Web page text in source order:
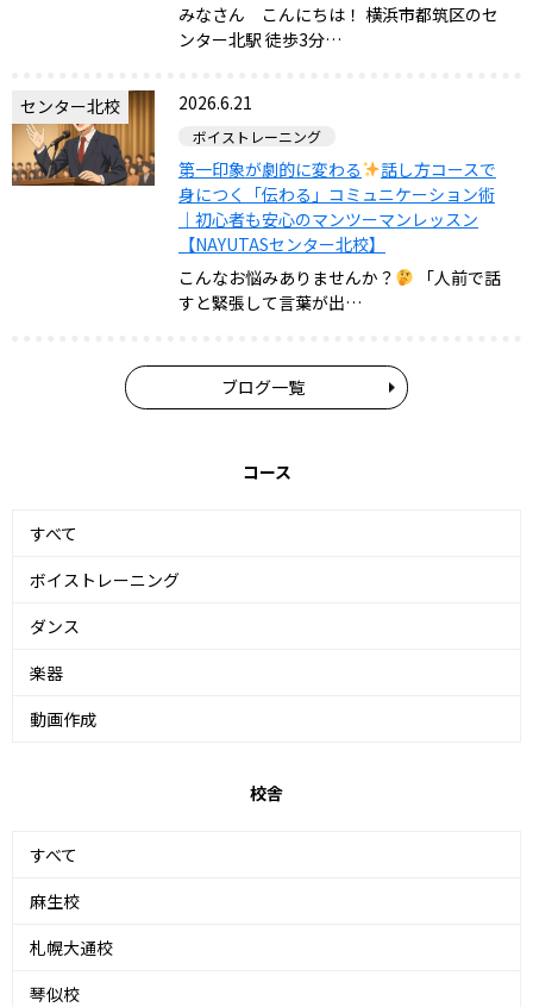
みなさん こんにちは！ 横浜市都筑区のセ
ンター北駅 徒歩3分…
センター北校 2026.6.21
ボイストレーニング
第一印象が劇的に変わる
話し方コースで
身につく「伝わる」コミュニケーション術
｜初心者も安心のマンツーマンレッスン
【NAYUTASセンター北校】
こんなお悩みありませんか？
「人前で話
すと緊張して言葉が出…
ブログ一覧
コース
すべて
ボイストレーニング
ダンス
楽器
動画作成
校舎
すべて
麻生校
札幌大通校
琴似校